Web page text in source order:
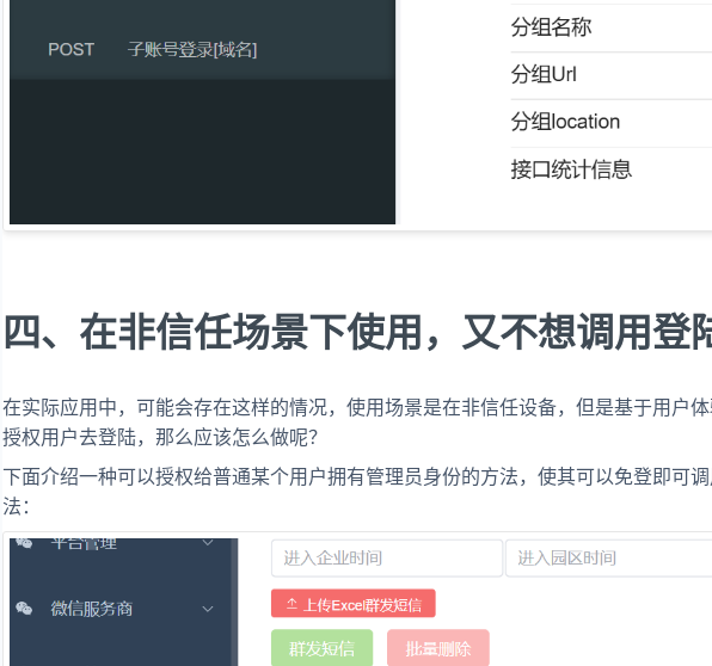
四、在非信任场景下使用，又不想调用登
在实际应用中，可能会存在这样的情况，使用场景是在非信任设备，但是基于用户
授权用户去登陆，那么应该怎么做呢？
下面介绍一种可以授权给普通某个用户拥有管理员身份的方法，使其可以免登即可
法：